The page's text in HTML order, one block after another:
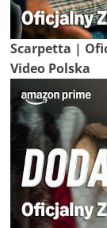
Scarpetta |
Video Polska